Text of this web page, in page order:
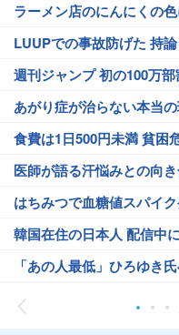
ラーメン店のにんにくの
LUUPでの事故防げた 持
週刊ジャンプ 初の100万
あがり症が治らない本当
食費は1日500円未満 貧困
医師が語る汗悩みとの向
はちみつで血糖値スパイ
韓国在住の日本人 配信中
「あの人最低」ひろゆき